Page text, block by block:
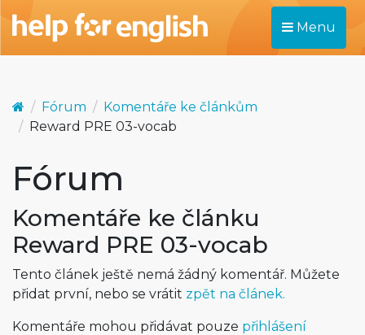
Menu
Fórum
Komentáře ke článkům
Reward PRE 03-vocab
Fórum
Komentáře ke článku
Reward PRE 03-vocab
Tento článek ještě nemá žádný komentář. Můžete
přidat první, nebo se vrátit zpět na článek.
Komentáře mohou přidávat pouze přihlášení